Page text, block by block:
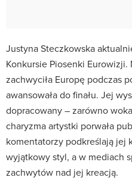
Justyna Steczkowska
Konkursie Piosenki
zachwyciła Europę podczas
awansowała do finału. Jej
dopracowany – zarówno
charyzma artystki porwała
komentatorzy podkreślają jej
wyjątkowy styl, a w mediach
zachwytów nad jej kreacją.